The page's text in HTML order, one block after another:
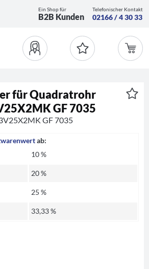
Ein Shop für
B2B Kunden
Telefonischer Kontakt
02166 / 4 30 33
für Quadratrohr
GF 7035
GF 7035
ab:
10 %
20 %
25 %
33,33 %